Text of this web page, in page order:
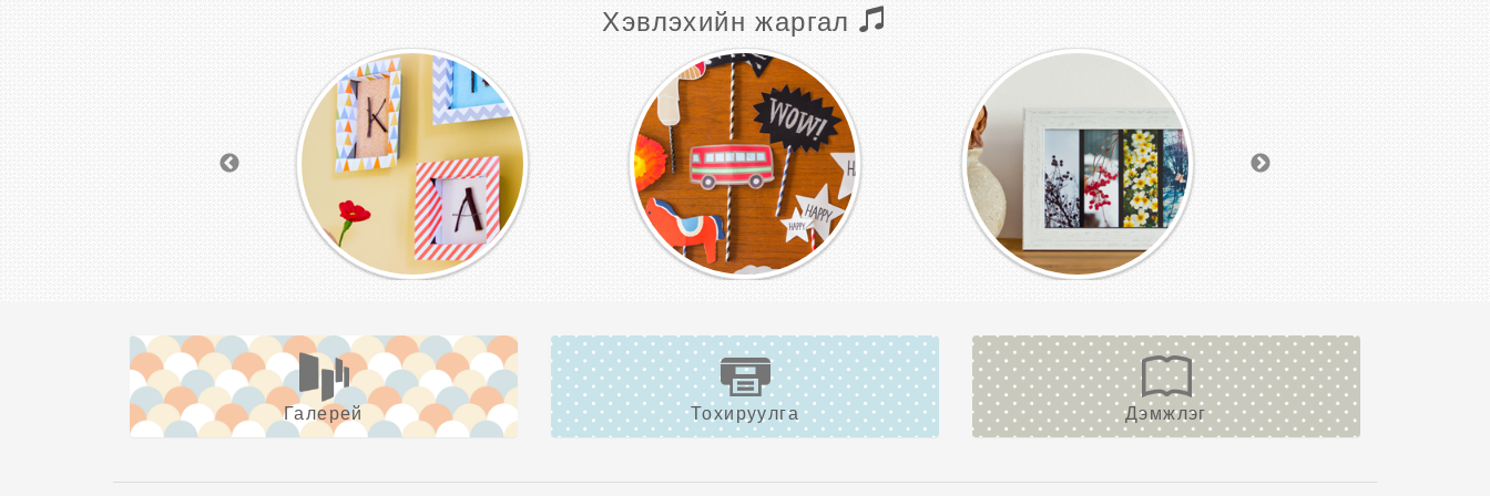
Хэвлэхийн жаргал
Галерей Тохируулга Дэмжлэг